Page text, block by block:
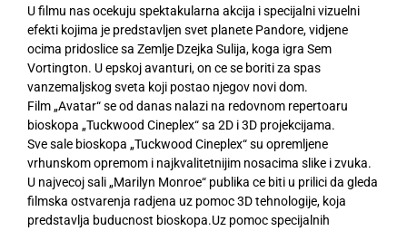
U filmu nas ocekuju spektakularna akcija i specijalni vizuelni
efekti kojima je predstavljen svet planete Pandore, vidjene
ocima pridoslice sa Zemlje Dzejka Sulija, koga igra Sem
Vortington. U epskoj avanturi, on ce se boriti za spas
vanzemaljskog sveta koji postao njegov novi dom.
Film „Avatar“ se od danas nalazi na redovnom repertoaru
bioskopa „Tuckwood Cineplex“ sa 2D i 3D projekcijama.
Sve sale bioskopa „Tuckwood Cineplex“ su opremljene
vrhunskom opremom i najkvalitetnijim nosacima slike i zvuka.
U najvecoj sali „Marilyn Monroe“ publika ce biti u prilici da gleda
filmska ostvarenja radjena uz pomoc 3D tehnologije, koja
predstavlja buducnost bioskopa.Uz pomoc specijalnih